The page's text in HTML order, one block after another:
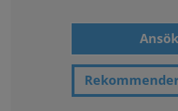
Ansök